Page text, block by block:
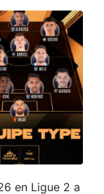
en Ligue 2 a